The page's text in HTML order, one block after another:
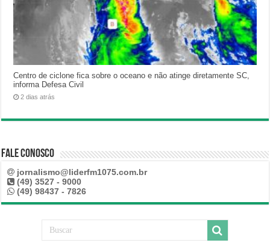
Centro de ciclone fica sobre o oceano e não atinge diretamente SC,
informa Defesa Civil
2 dias atrás
Fale Conosco
jornalismo@liderfm1075.com.br
(49) 3527 - 9000
(49) 98437 - 7826